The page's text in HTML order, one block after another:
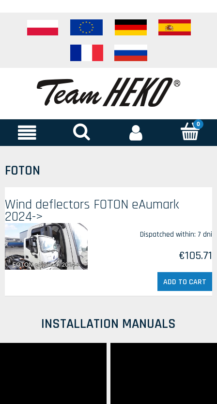
FOTON
Wind deflectors FOTON eAumark
2024->
Dispatched within: 7 dni
€105.71
ADD TO CART
INSTALLATION MANUALS